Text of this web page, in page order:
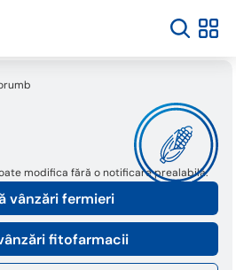
vânzări fermieri
fitofarmacii
modifica fără o notificare prealabilă.